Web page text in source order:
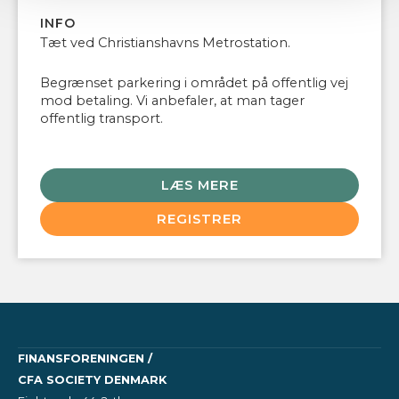
INFO
Tæt ved Christianshavns Metrostation.
Begrænset parkering i området på offentlig vej
mod betaling. Vi anbefaler, at man tager
offentlig transport.
LÆS MERE
REGISTRER
FINANSFORENINGEN /
CFA SOCIETY DENMARK